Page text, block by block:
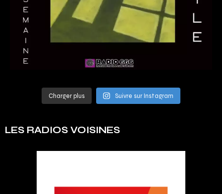
Charger plus Suivre sur Instagram
LES RADIOS VOISINES